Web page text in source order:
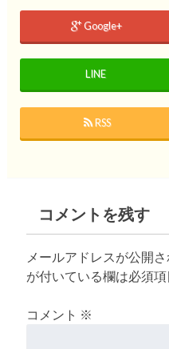
Google+
LINE
RSS
コメントを残す
メールアドレスが公開
が付いている欄は必須
コメント ※